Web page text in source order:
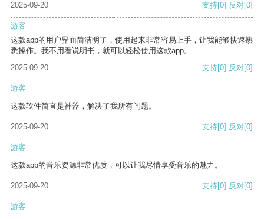
2025-09-20 支持[0] 反对[0]
游客
这款app的用户界面简洁明了，使用起来非常容易上手，让我能够快速熟
悉操作。我不用看说明书，就可以轻松使用这款app。
2025-09-20
支持[0] 反对[0]
游客
这款软件简直是神器，解决了我所有问题。
2025-09-20 支持[0] 反对[0]
游客
这款app的音乐资源非常优质，可以让我尽情享受音乐的魅力。
2025-09-20 支持[0] 反对[0]
游客